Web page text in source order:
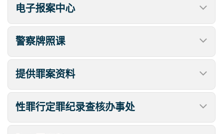
电子报案中心
警察牌照课
提供罪案资料
性罪行定罪纪录查核办事处